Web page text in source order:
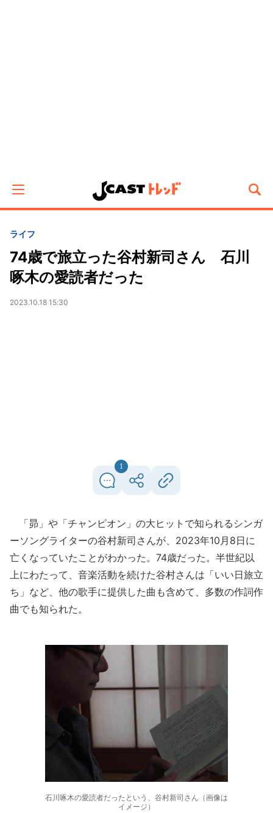
ライフ
74歳で旅立った谷村新司さん 石川
啄木の愛読者だった
2023.10.18 15:30
1
「昴」や「チャンピオン」の大ヒットで知られるシンガ
ーソングライターの谷村新司さんが、2023年10月8日に
亡くなっていたことがわかった。74歳だった。半世紀以
上にわたって、音楽活動を続けた谷村さんは「いい日旅立
ち」など、他の歌手に提供した曲も含めて、多数の作詞作
曲でも知られた。
石川啄木の愛読者だったという、谷村新司さん（画像は
イメージ）